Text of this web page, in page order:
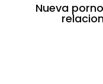
Nueva